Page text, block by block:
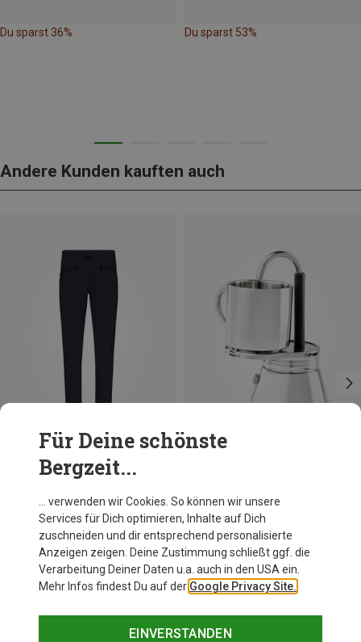
Du sparst 36% Du sparst 53%
Andere Kunden kauften auch
Herren Femund Flex1 Tech Hose
178,95 €
XL
Für Deine schönste
Bergzeit...
… verwenden wir Cookies. So können wir unsere
Services für Dich optimieren, Inhalte auf Dich
zuschneiden und dir entsprechend personalisierte
Anzeigen zeigen. Deine Zustimmung schließt ggf. die
Verarbeitung Deiner Daten u.a. auch in den USA ein.
Mehr Infos findest Du auf der Google Privacy Site.
EINVERSTANDEN